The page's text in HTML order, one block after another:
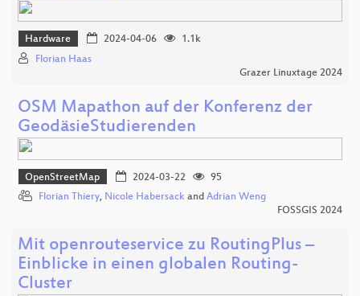
Hardware 2024-04-06
1.1k
Florian Haas
Grazer Linuxtage 2024
OSM Mapathon auf der Konferenz der
GeodäsieStudierenden
OpenStreetMap 2024-03-22
95
Florian Thiery, Nicole Habersack and Adrian Weng
FOSSGIS 2024
Mit openrouteservice zu RoutingPlus –
Einblicke in einen globalen Routing-
Cluster